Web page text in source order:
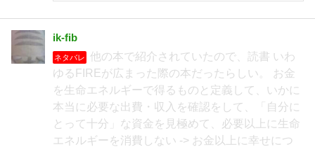
ik-fib
ネタバレ
他の本で紹介されていたので、読書 いわ
ゆるFIREが広まった際の本だったらしい。 お金
を生命エネルギーで得るものと定義して、いかに
本当に必要な出費・収入を確認をして、「自分に
とって十分」な資金を見極めて、必要以上に生命
エネルギーを消費しない -> お金以上に幸せにつ